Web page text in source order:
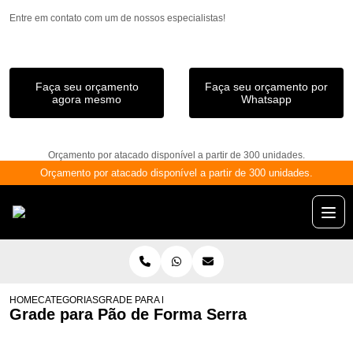
Entre em contato com um de nossos especialistas!
Faça seu orçamento
agora mesmo
Faça seu orçamento por
Whatsapp
Orçamento por atacado disponível a partir de 300 unidades.
Orçamento por atacado disponível a partir de 300 unidades.
HOMECATEGORIASGRADE PARA PÃO DE FORMA SERRA
Grade para Pão de Forma Serra